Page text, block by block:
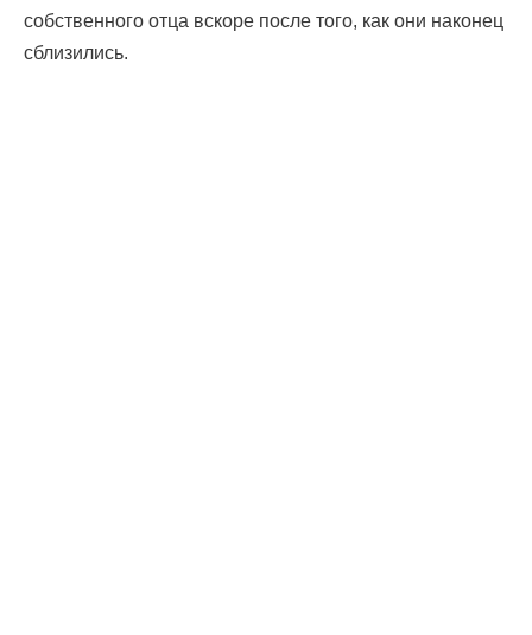
собственного отца вскоре после того, как они наконец
сблизились.